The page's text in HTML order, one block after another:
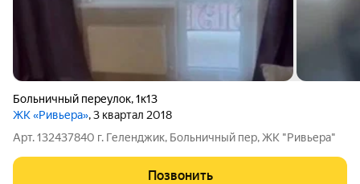
Больничный переулок,1к13
ЖК «Ривьера», 3 квартал 2018
Арт. 132437840 г. Геленджик, Больничный пер, ЖК "Ривьера"
Позвонить